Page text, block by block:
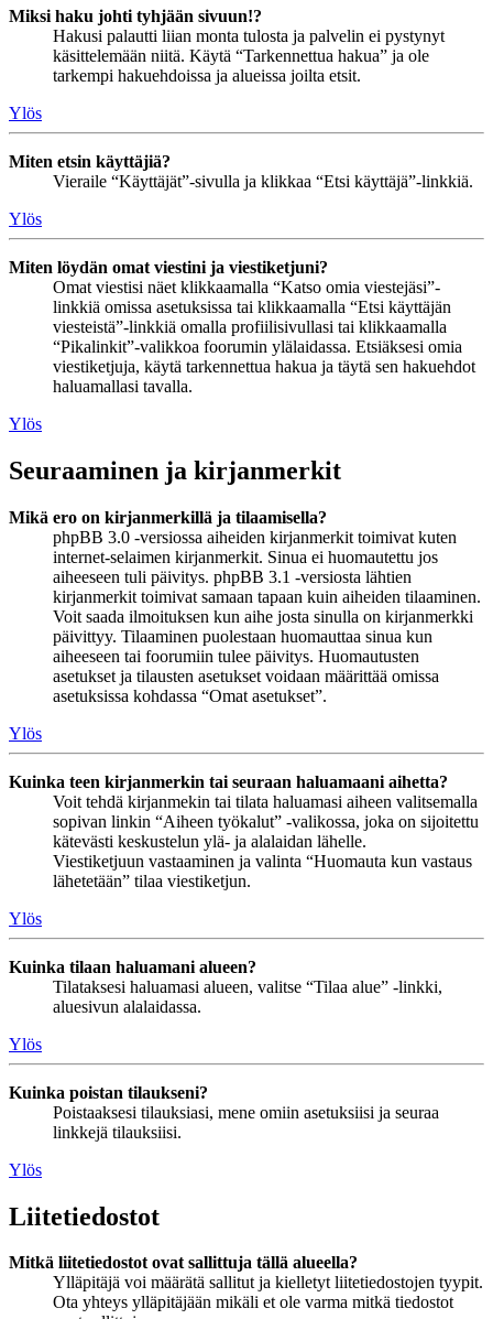
Miksi haku johti tyhjään sivuun!?
Hakusi palautti liian monta tulosta ja palvelin ei pystynyt
käsittelemään niitä. Käytä “Tarkennettua hakua” ja ole
tarkempi hakuehdoissa ja alueissa joilta etsit.
Ylös
Miten etsin käyttäjiä?
Vieraile “Käyttäjät”-sivulla ja klikkaa “Etsi käyttäjä”-linkkiä.
Ylös
Miten löydän omat viestini ja viestiketjuni?
Omat viestisi näet klikkaamalla “Katso omia viestejäsi”-
linkkiä omissa asetuksissa tai klikkaamalla “Etsi käyttäjän
viesteistä”-linkkiä omalla profiilisivullasi tai klikkaamalla
“Pikalinkit”-valikkoa foorumin ylälaidassa. Etsiäksesi omia
viestiketjuja, käytä tarkennettua hakua ja täytä sen hakuehdot
haluamallasi tavalla.
Ylös
Seuraaminen ja kirjanmerkit
Mikä ero on kirjanmerkillä ja tilaamisella?
phpBB 3.0 -versiossa aiheiden kirjanmerkit toimivat kuten
internet-selaimen kirjanmerkit. Sinua ei huomautettu jos
aiheeseen tuli päivitys. phpBB 3.1 -versiosta lähtien
kirjanmerkit toimivat samaan tapaan kuin aiheiden tilaaminen.
Voit saada ilmoituksen kun aihe josta sinulla on kirjanmerkki
päivittyy. Tilaaminen puolestaan huomauttaa sinua kun
aiheeseen tai foorumiin tulee päivitys. Huomautusten
asetukset ja tilausten asetukset voidaan määrittää omissa
asetuksissa kohdassa “Omat asetukset”.
Ylös
Kuinka teen kirjanmerkin tai seuraan haluamaani aihetta?
Voit tehdä kirjanmekin tai tilata haluamasi aiheen valitsemalla
sopivan linkin “Aiheen työkalut” -valikossa, joka on sijoitettu
kätevästi keskustelun ylä- ja alalaidan lähelle.
Viestiketjuun vastaaminen ja valinta “Huomauta kun vastaus
lähetetään” tilaa viestiketjun.
Ylös
Kuinka tilaan haluamani alueen?
Tilataksesi haluamasi alueen, valitse “Tilaa alue” -linkki,
aluesivun alalaidassa.
Ylös
Kuinka poistan tilaukseni?
Poistaaksesi tilauksiasi, mene omiin asetuksiisi ja seuraa
linkkejä tilauksiisi.
Ylös
Liitetiedostot
Mitkä liitetiedostot ovat sallittuja tällä alueella?
Ylläpitäjä voi määrätä sallitut ja kielletyt liitetiedostojen tyypit.
Ota yhteys ylläpitäjään mikäli et ole varma mitkä tiedostot